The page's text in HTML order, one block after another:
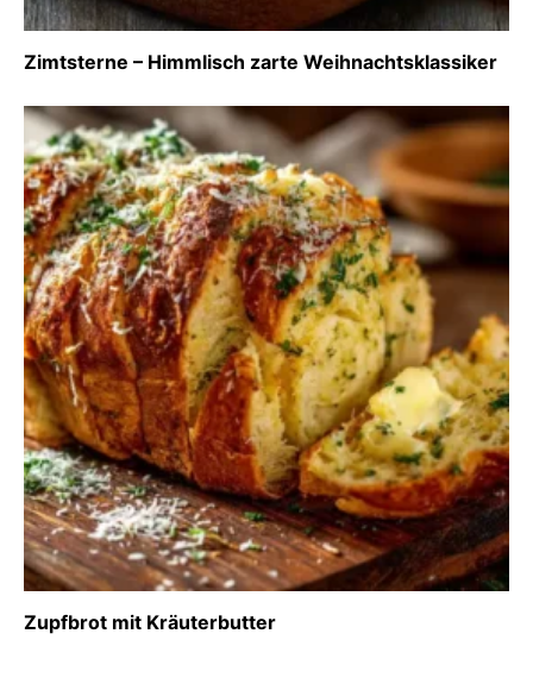
Zimtsterne – Himmlisch zarte Weihnachtsklassiker
Zupfbrot mit Kräuterbutter